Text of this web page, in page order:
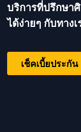
บริการที่ปรึกษา
ได้ง่ายๆ กับทางเ
เช็คเบี้ยประกัน